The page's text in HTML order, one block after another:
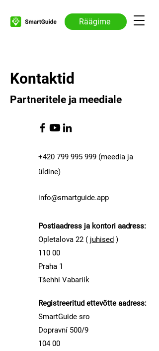
Räägime
Kontaktid
Partneritele ja meediale
+420 799 995 999 (meedia ja
üldine)
info@smartguide.app
Postiaadress ja kontori aadress:
Opletalova 22 ( juhised )
110 00
Praha 1
Tšehhi Vabariik
Registreeritud ettevõtte aadress:
SmartGuide sro
Dopravní 500/9
104 00